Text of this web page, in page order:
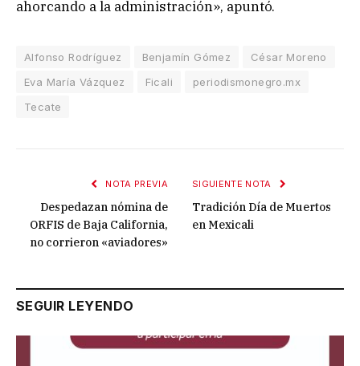
ahorcando a la administración», apuntó.
Alfonso Rodríguez Benjamín Gómez
César Moreno
Eva María Vázquez
Ficali
periodismonegro.mx
Tecate
NOTA PREVIA
Despedazan nómina de
ORFIS de Baja California,
no corrieron «aviadores»
SIGUIENTE NOTA
Tradición Día de Muertos
en Mexicali
SEGUIR LEYENDO